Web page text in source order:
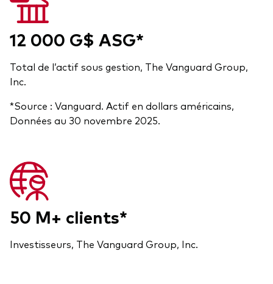
12 000 G$ ASG*
Total de l’actif sous gestion, The Vanguard Group,
Inc.
*Source : Vanguard. Actif en dollars américains,
Données au 30 novembre 2025.
50 M+ clients*
Investisseurs, The Vanguard Group, Inc.